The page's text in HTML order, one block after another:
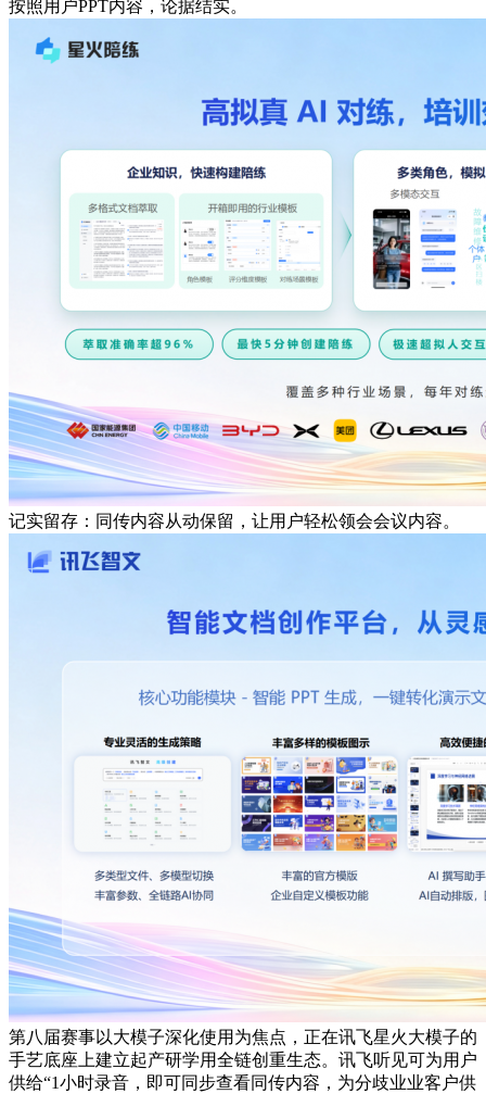
按照用户PPT内容，论据结实。
记实留存：同传内容从动保留，让用户轻松领会会议内容。
第八届赛事以大模子深化使用为焦点，正在讯飞星火大模子的
手艺底座上建立起产研学用全链创重生态。讯飞听见可为用户
供给“1小时录音，即可同步查看同传内容，为分歧业业客户供